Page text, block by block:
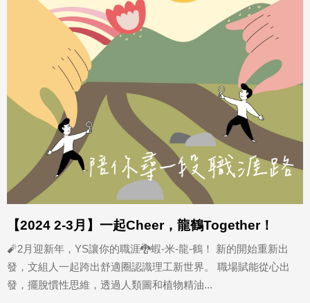
【2024 2-3月】一起Cheer，龍鶴Together！
🧨2月迎新年，YS讓你的職涯🐉蝦-米-龍-鶴！ 新的開始重新出
發，文組人一起跨出舒適圈認識理工新世界。 職場賦能從心出
發，擺脫慣性思維，透過人類圖和植物精油...